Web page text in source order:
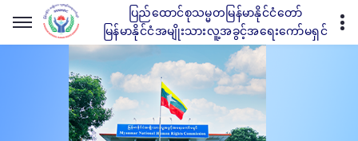
ပြည်ထောင်စုသမ္မတမြန်မာနိုင်ငံတော်
မြန်မာနိုင်ငံအမျိုးသားလူ့အခွင့်အရေးကော်မရှင်